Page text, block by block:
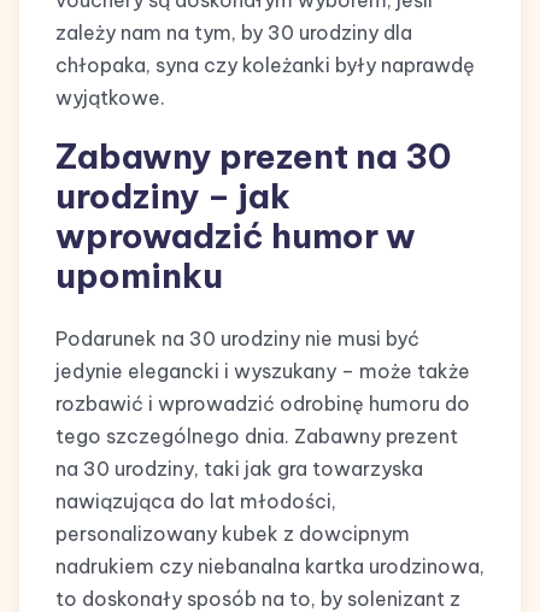
zależy nam na tym, by 30 urodziny dla
chłopaka, syna czy koleżanki były naprawdę
wyjątkowe.
Zabawny prezent na 30
urodziny – jak
wprowadzić humor w
upominku
Podarunek na 30 urodziny nie musi być
jedynie elegancki i wyszukany – może także
rozbawić i wprowadzić odrobinę humoru do
tego szczególnego dnia. Zabawny prezent
na 30 urodziny, taki jak gra towarzyska
nawiązująca do lat młodości,
personalizowany kubek z dowcipnym
nadrukiem czy niebanalna kartka urodzinowa,
to doskonały sposób na to, by solenizant z